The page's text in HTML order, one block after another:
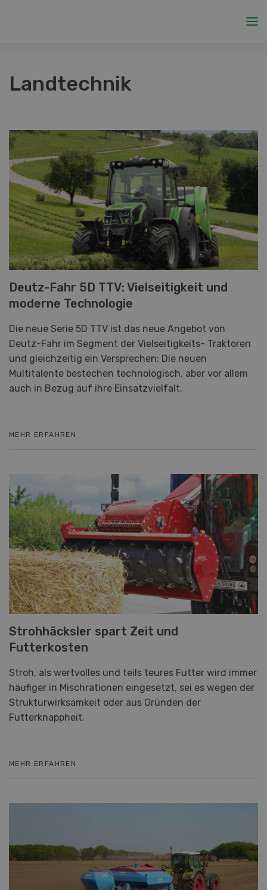
Landtechnik
Deutz-Fahr 5D TTV: Vielseitigkeit und
moderne Technologie
Die neue Serie 5D TTV ist das neue Angebot von
Deutz-Fahr im Segment der Vielseitigkeits- Traktoren
und gleichzeitig ein Versprechen: Die neuen
Multitalente bestechen technologisch, aber vor allem
auch in Bezug auf ihre Einsatzvielfalt.
MEHR ERFAHREN
Strohhäcksler spart Zeit und
Futterkosten
Stroh, als wertvolles und teils teures Futter wird immer
häufiger in Mischrationen eingesetzt, sei es wegen der
Strukturwirksamkeit oder aus Gründen der
Futterknappheit.
MEHR ERFAHREN